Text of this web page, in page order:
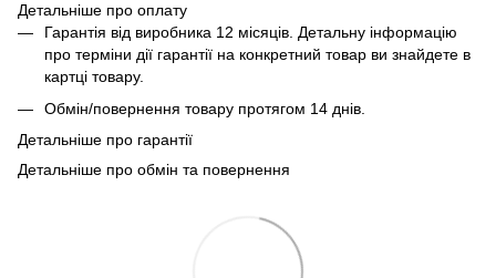
Детальніше про оплату
Гарантія від виробника 12 місяців. Детальну інформацію
про терміни дії гарантії на конкретний товар ви знайдете в
картці товару.
Обмін/повернення товару протягом 14 днів.
Детальніше про гарантії
Детальніше про обмін та повернення